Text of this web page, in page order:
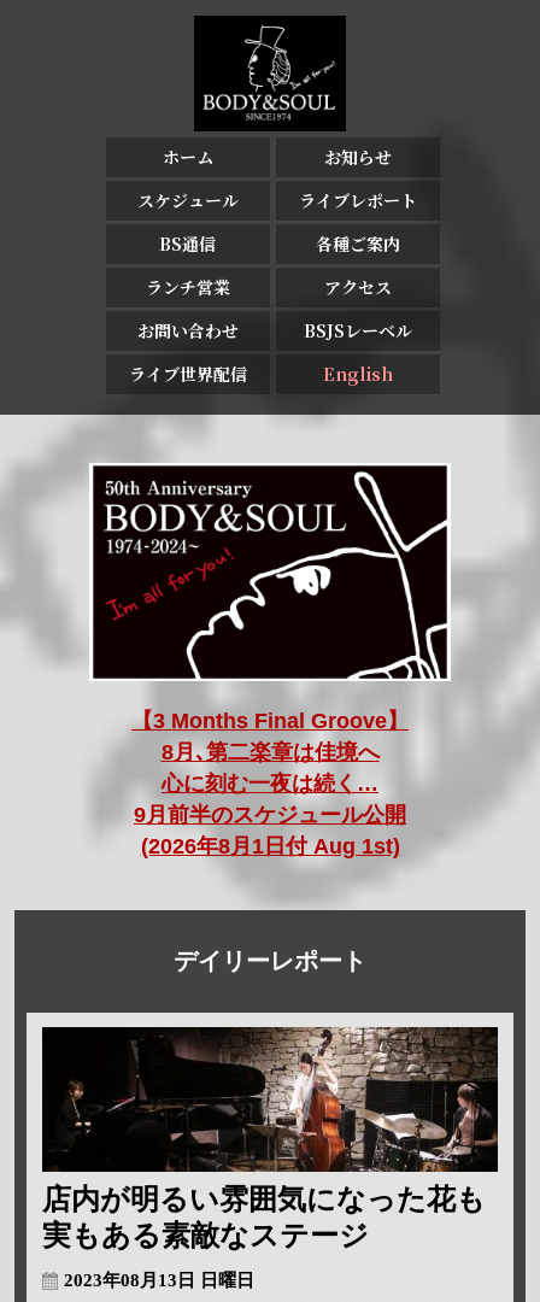
ホーム
お知らせ
スケジュール
ライブレポート
BS通信
各種ご案内
ランチ営業
アクセス
お問い合わせ
BSJSレーベル
ライブ世界配信
English
【3 Months Final Groove】
8月､第二楽章は佳境へ
心に刻む一夜は続く…
9月前半のスケジュール公開
(2026年8月1日付 Aug 1st)
デイリーレポート
店内が明るい雰囲気になった花も
実もある素敵なステージ
2023年08月13日 日曜日